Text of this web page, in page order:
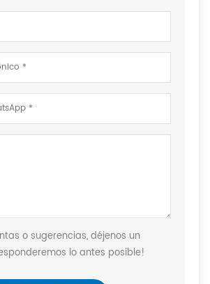
o sugerencias, déjenos un
lo antes posible!